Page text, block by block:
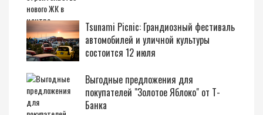
Tsunami Picnic: Грандиозный фестиваль
автомобилей и уличной культуры
состоится 12 июля
Выгодные предложения для
покупателей "Золотое Яблоко" от Т-
Банка